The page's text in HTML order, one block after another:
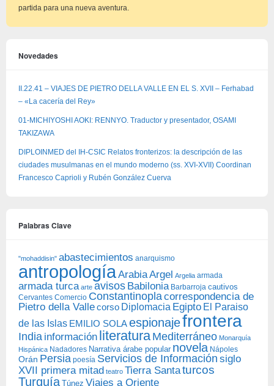
partida para una nueva aventura.
Novedades
II.22.41 – VIAJES DE PIETRO DELLA VALLE EN EL S. XVII – Ferhabad
– «La cacería del Rey»
01-MICHIYOSHI AOKI: RENNYO. Traductor y presentador, OSAMI
TAKIZAWA
DIPLOINMED del IH-CSIC Relatos fronterizos: la descripción de las
ciudades musulmanas en el mundo moderno (ss. XVI-XVII) Coordinan
Francesco Caprioli y Rubén González Cuerva
Palabras Clave
"mohaddisin" abastecimientos anarquismo
antropología ArabiaArgel Argelia armada
armada turca arte avisos Babilonia Barbarroja cautivos
Cervantes Comercio Constantinopla correspondencia de
Pietro della Vallecorso Diplomacia Egipto El Paraiso
de las Islas EMILIO SOLAespionajefrontera
India información literatura Mediterráneo Monarquía
Hispánica Nadadores Narrativa árabe popular novela Nápoles
Orán Persia poesía Servicios de Información siglo
XVII primera mitad teatro Tierra Santaturcos
Turquía Túnez Viajes a Oriente